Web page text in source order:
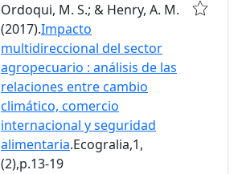
Ordoqui, M. S.; & Henry, A. M.
(2017).Impacto
multidireccional del sector
agropecuario : análisis de las
relaciones entre cambio
climático, comercio
internacional y seguridad
alimentaria.Ecogralia,1,
(2),p.13-19